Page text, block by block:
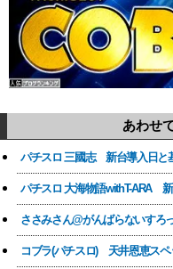
あわせ
パチスロ 三國志 新台導入日と
パチスロ 大海物語withT-ARA
ささみさん@がんばらないすろ
コブラ(パチスロ) 天井恩恵ス